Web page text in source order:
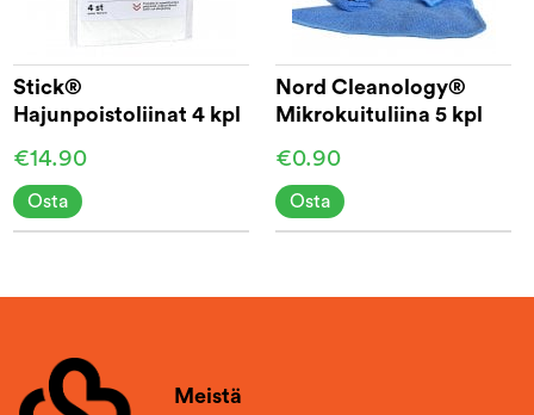
Stick®
Hajunpoistoliinat 4 kpl
€14.90
Osta
Nord Cleanology®
Mikrokuituliina 5 kpl
€0.90
Osta
Meistä